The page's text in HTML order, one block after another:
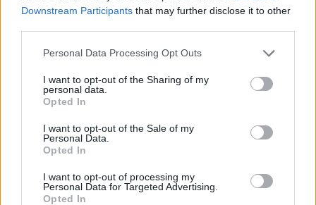
Downstream Participants that may further disclose it to other
Personal Data Processing Opt Outs
I want to opt-out of the Sharing of my
personal data.
Opted In
I want to opt-out of the Sale of my
Personal Data.
Opted In
I want to opt-out of processing my
Personal Data for Targeted Advertising.
Opted In
Hozzászólási szabályzat
Nyomtatott lapjaink archívuma
Székely Hírmondó archívuma
Sütibeállítások
Médiatér